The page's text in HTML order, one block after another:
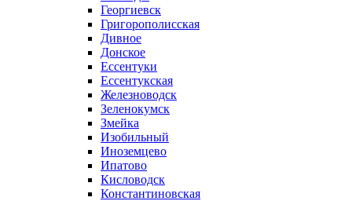
Георгиевск
Григорополисская
Дивное
Донское
Ессентуки
Ессентукская
Железноводск
Зеленокумск
Змейка
Изобильный
Иноземцево
Ипатово
Кисловодск
Константиновская